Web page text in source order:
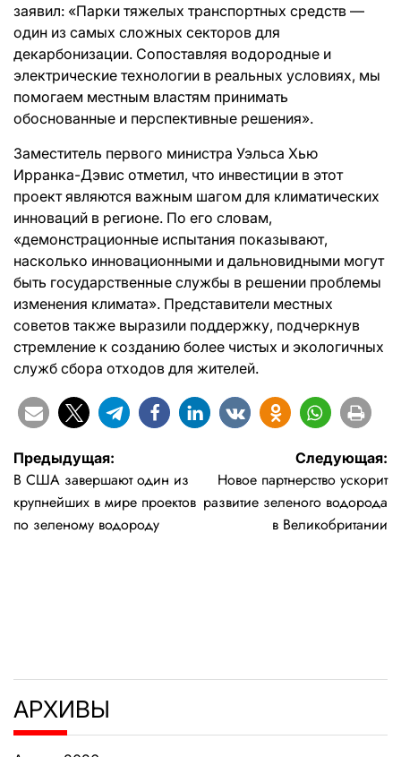
заявил: «Парки тяжелых транспортных средств —
один из самых сложных секторов для
декарбонизации. Сопоставляя водородные и
электрические технологии в реальных условиях, мы
помогаем местным властям принимать
обоснованные и перспективные решения».
Заместитель первого министра Уэльса Хью
Ирранка-Дэвис отметил, что инвестиции в этот
проект являются важным шагом для климатических
инноваций в регионе. По его словам,
«демонстрационные испытания показывают,
насколько инновационными и дальновидными могут
быть государственные службы в решении проблемы
изменения климата». Представители местных
советов также выразили поддержку, подчеркнув
стремление к созданию более чистых и экологичных
служб сбора отходов для жителей.
Навигация
по
записям
Предыдущая:
В США завершают один из
крупнейших в мире проектов
по зеленому водороду
Следующая:
Новое партнерство ускорит
развитие зеленого водорода
в Великобритании
АРХИВЫ